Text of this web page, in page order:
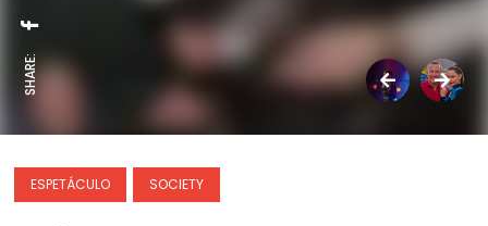
SHARE:
ESPETÁCULO SOCIETY